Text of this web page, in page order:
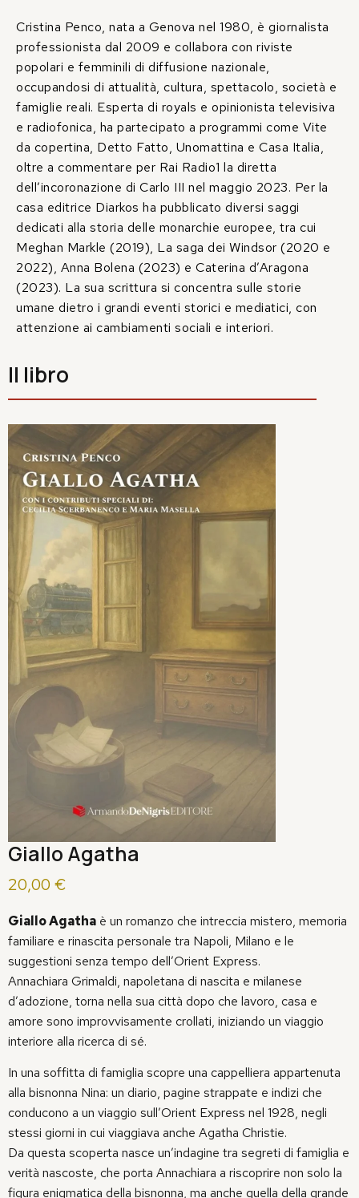
Cristina Penco, nata a Genova nel 1980, è giornalista
professionista dal 2009 e collabora con riviste
popolari e femminili di diffusione nazionale,
occupandosi di attualità, cultura, spettacolo, società e
famiglie reali. Esperta di royals e opinionista televisiva
e radiofonica, ha partecipato a programmi come Vite
da copertina, Detto Fatto, Unomattina e Casa Italia,
oltre a commentare per Rai Radio1 la diretta
dell’incoronazione di Carlo III nel maggio 2023. Per la
casa editrice Diarkos ha pubblicato diversi saggi
dedicati alla storia delle monarchie europee, tra cui
Meghan Markle (2019), La saga dei Windsor (2020 e
2022), Anna Bolena (2023) e Caterina d’Aragona
(2023). La sua scrittura si concentra sulle storie
umane dietro i grandi eventi storici e mediatici, con
attenzione ai cambiamenti sociali e interiori.
Il libro
Giallo Agatha
20,00 €
Giallo Agatha è un romanzo che intreccia mistero, memoria
familiare e rinascita personale tra Napoli, Milano e le
suggestioni senza tempo dell’Orient Express.
Annachiara Grimaldi, napoletana di nascita e milanese
d’adozione, torna nella sua città dopo che lavoro, casa e
amore sono improvvisamente crollati, iniziando un viaggio
interiore alla ricerca di sé.
In una soffitta di famiglia scopre una cappelliera appartenuta
alla bisnonna Nina: un diario, pagine strappate e indizi che
conducono a un viaggio sull’Orient Express nel 1928, negli
stessi giorni in cui viaggiava anche Agatha Christie.
Da questa scoperta nasce un’indagine tra segreti di famiglia e
verità nascoste, che porta Annachiara a riscoprire non solo la
figura enigmatica della bisnonna, ma anche quella della grande